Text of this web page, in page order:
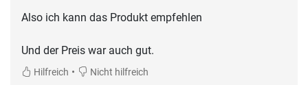
Also ich kann das Produkt empfehlen
Und der Preis war auch gut.
Hilfreich • Nicht hilfreich